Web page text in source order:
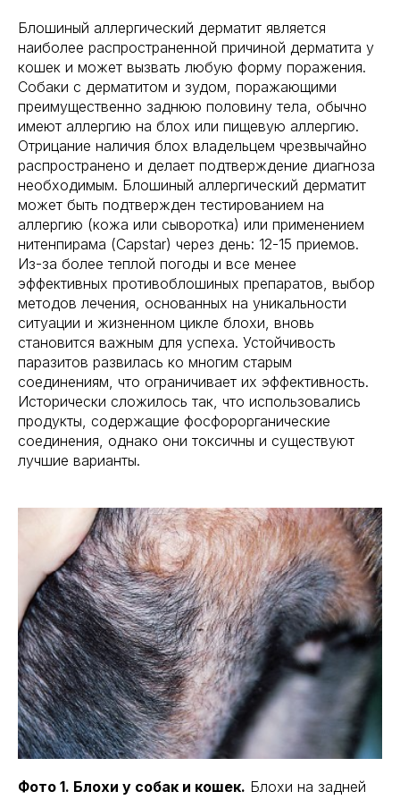
Блошиный аллергический дерматит является
наиболее распространенной причиной дерматита у
кошек и может вызвать любую форму поражения.
Собаки с дерматитом и зудом, поражающими
преимущественно заднюю половину тела, обычно
имеют аллергию на блох или пищевую аллергию.
Отрицание наличия блох владельцем чрезвычайно
распространено и делает подтверждение диагноза
необходимым. Блошиный аллергический дерматит
может быть подтвержден тестированием на
аллергию (кожа или сыворотка) или применением
нитенпирама (Capstar) через день: 12-15 приемов.
Из-за более теплой погоды и все менее
эффективных противоблошиных препаратов, выбор
методов лечения, основанных на уникальности
ситуации и жизненном цикле блохи, вновь
становится важным для успеха. Устойчивость
паразитов развилась ко многим старым
соединениям, что ограничивает их эффективность.
Исторически сложилось так, что использовались
продукты, содержащие фосфорорганические
соединения, однако они токсичны и существуют
лучшие варианты.
Фото 1. Блохи у собак и кошек. Блохи на задней